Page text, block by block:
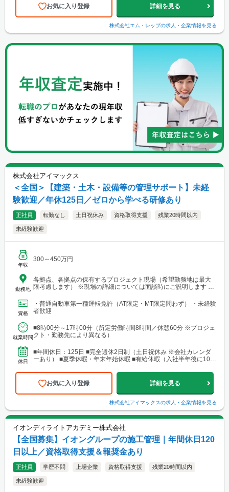
お気に入り登録 詳細を見る
株式会社エム・レップの求人・企業情報を見る
株式会社アイマックス
＜全国＞【建築・土木・設備等の管理サポート】未経
験歓迎／年休125日／ゼロから学べる研修あり
正社員 転勤なし 土日祝休み 資格取得支援 残業20時間以内
未経験歓迎
年収
300～450万円
勤務地
各拠点、各拠点の保有するプロジェクト現場（希望勤務地は最大
限考慮します） ※現場の詳細については面談時にご説明します
渋谷区代々木2-23-1 ニューステートメナー1055 └アクセス：京王
線「新宿駅」から徒歩5分 ※東京都を中心とした首都圏のほか、栃
木・群馬・茨城・埼玉・山梨・千葉・神奈川などに関東圏内の現
7-4（アーケード内） 宮城商事ビル4F ※宮城県エリアのほか、青
森・岩手・秋田・山形・福島などに現場あり ■北日本支店 札
北10条西3丁目13 NKエルムビル1F └アクセス：地下鉄「北12条
駅」徒歩3分、JR「札幌駅」徒歩9分 ※札幌を中心とした道央圏の
ど）に現場あり。 ■関西支店 神戸営業所 兵庫県神戸市中央区東
町122-2 港都ビル8階 └アクセス：「三宮・花時計前駅」から徒歩
2分、「三宮駅」から徒歩8分 ※関西、近畿圏を中心としたエリア
のほか、西日本（九州・四国・中国）にも現場あり。 ■関西
支店 大阪事務所 大阪府大阪市北区梅田1-1-3-500 大阪駅前第3ビル
5階10号 └アクセス：阪急電鉄「大阪梅田駅」、御堂筋線「梅田
駅」、JR「大阪駅」よりアクセス良好 ※関西、近畿圏を中心とし
たエリアのほか、東海・北陸エリアにも現場あり。
資格
・普通自動車第一種運転免許（AT限定・MT限定問わず） ・未経験
者歓迎
就業時間
■8時00分～17時00分（所定労働時間8時間／休憩60分 ※プロジェ
クト・勤務先により異なる）
休日
■年間休日：125日 ■完全週休2日制（土日祝休み ※会社カレンダ
ーあり） ■夏季休暇・年末年始休暇 ■有給休暇（入社半年後に10日
お気に入り登録 詳細を見る
株式会社アイマックスの求人・企業情報を見る
イオンディライトアカデミー株式会社
【全国募集】イオングループの施工管理｜年間休日120
日以上／資格取得支援＆報奨金あり
正社員 学歴不問 上場企業 資格取得支援 残業20時間以内
未経験歓迎